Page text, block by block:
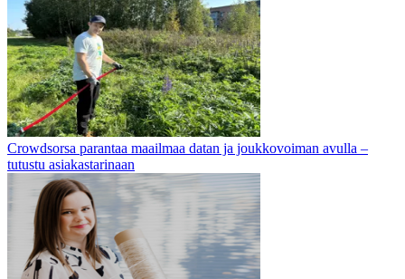
Crowdsorsa parantaa maailmaa datan ja joukkovoiman avulla –
tutustu asiakastarinaan